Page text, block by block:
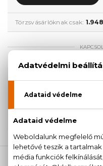
Törzsvásárlóknak csak:
100% eredeti termékek,
LEÍRÁS